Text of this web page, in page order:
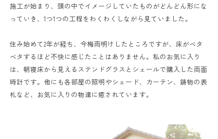
施工が始まり、頭の中でイメージしていたものがどんどん形にな
っていき、1つ1つの工程をわくわくしながら見ていました。
住み始めて2年が経ち、今梅雨明けしたところですが、床がベタ
ベタするほど不快に感じたことはありません。私のお気に入り
は、朝寝床から見えるステンドグラスとシェールで購入した両面
時計です。他にも各部屋の照明やシェード、カーテン、鋳物の表
札など、お気に入りの物達に癒されています。